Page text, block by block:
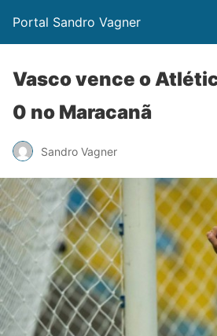
Portal Sandro Vagner
Vasco vence o
0 no Maracanã
Sandro Vagner